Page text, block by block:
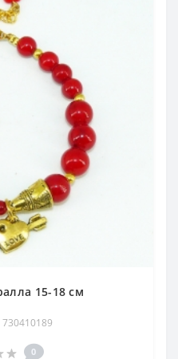
15-18 см
730410189
0